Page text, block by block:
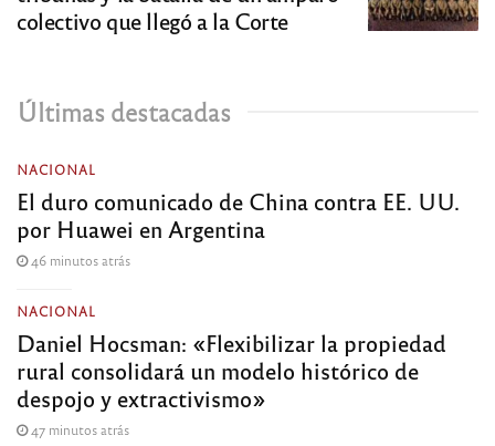
colectivo que llegó a la Corte
Últimas destacadas
NACIONAL
El duro comunicado de China contra EE. UU.
por Huawei en Argentina
46 minutos atrás
NACIONAL
Daniel Hocsman: «Flexibilizar la propiedad
rural consolidará un modelo histórico de
despojo y extractivismo»
47 minutos atrás